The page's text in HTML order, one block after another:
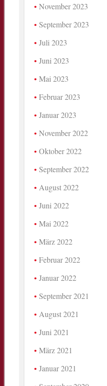
November 2023
September 2023
Juli 2023
Juni 2023
Mai 2023
Februar 2023
Januar 2023
November 2022
Oktober 2022
September 2022
August 2022
Juni 2022
Mai 2022
März 2022
Februar 2022
Januar 2022
September 2021
August 2021
Juni 2021
März 2021
Januar 2021